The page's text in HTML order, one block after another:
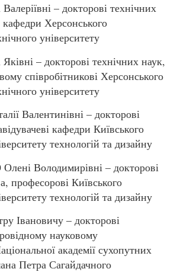
– докторові технічних
кафедри Херсонського
університету
– докторові технічних наук,
співробітникові Херсонського
університету
Валентинівні – докторові
кафедри Київського
технологій та дизайну
Володимирівні – докторові
професорові Київського
технологій та дизайну
– докторові
науковому
академії сухопутних
Петра Сагайдачного